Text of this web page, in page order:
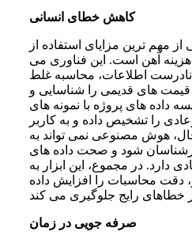
کاهش خطای انسانی
مهم ترین مزایای استفاده از
آهن است. این فناوری می
نادرست اطلاعات، محاسبه غلط
قیمت های قدیمی را شناسایی و
داده های پروژه با نمونه های
را تشخیص داده و به کاربر
هوش مصنوعی نمی تواند به
شود و صحت داده های
دارد. در مجموع، این ابزار به
دقت محاسبات را افزایش داده
صرفه جویی در زمان